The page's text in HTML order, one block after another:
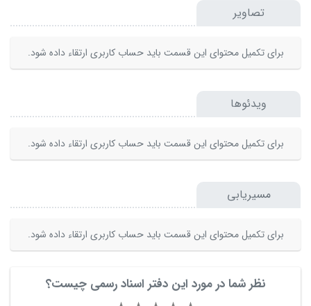
تصاویر
برای تکمیل محتوای این قسمت باید حساب کاربری ارتقاء داده شود.
ویدئوها
برای تکمیل محتوای این قسمت باید حساب کاربری ارتقاء داده شود.
مسیریابی
برای تکمیل محتوای این قسمت باید حساب کاربری ارتقاء داده شود.
نظر شما در مورد این دفتر اسناد رسمی چیست؟